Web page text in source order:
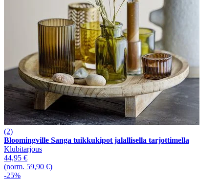
(2)
Bloomingville Sanga tuikkukipot jalallisella tarjottimella
Klubitarjous
44,95 €
(norm. 59,90 €)
-25%